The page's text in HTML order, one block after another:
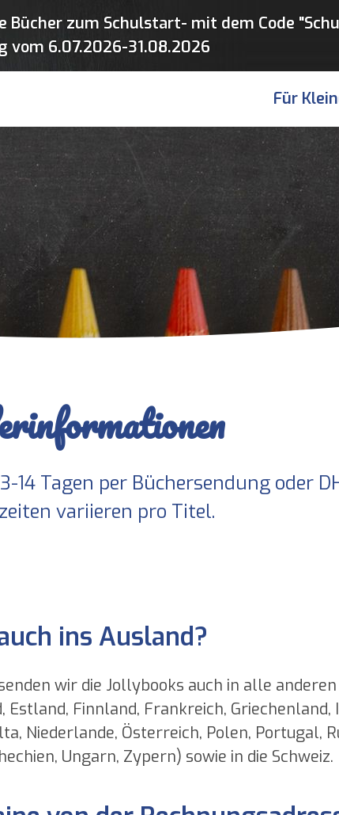
Für
zum Schulstart- mit dem Code
vom 6.07.2026-31.08.2026
Tagen per Büchersendung oder
variieren pro Titel.
ins Ausland?
wir die Jollybooks auch in alle
Estland, Finnland, Frankreich,
Niederlande, Österreich, Polen, Portugal,
Ungarn, Zypern) sowie in die Schweiz.